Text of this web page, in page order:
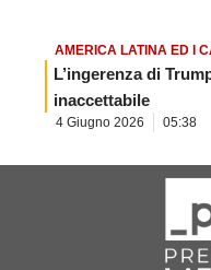
AMERICA LATINA ED I
L’ingerenza di
inaccettabile
4 Giugno 2026 05:38